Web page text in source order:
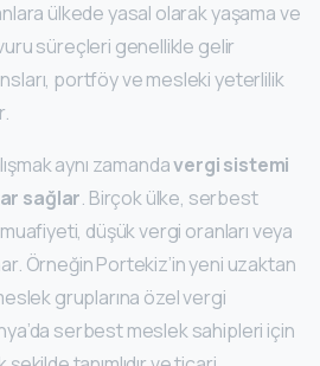
ülkede yasal olarak yaşama ve
süreçleri genellikle gelir
portföy ve mesleki yeterlilik
aynı zamandavergi sistemi
sağlar. Birçok ülke, serbest
düşük vergi oranları veya
Örneğin Portekiz’in yeni uzaktan
gruplarına özel vergi
serbest meslek sahipleri için